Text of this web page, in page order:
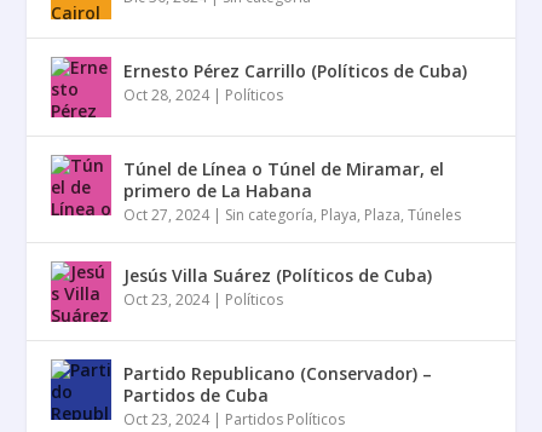
Ernesto Pérez Carrillo (Políticos de Cuba)
Oct 28, 2024| Políticos
Túnel de Línea o Túnel de Miramar, el
primero de La Habana
Oct 27, 2024| Sin categoría, Playa, Plaza,Túneles
Jesús Villa Suárez (Políticos de Cuba)
Oct 23, 2024| Políticos
Partido Republicano (Conservador) –
Partidos de Cuba
Oct 23, 2024| Partidos Políticos